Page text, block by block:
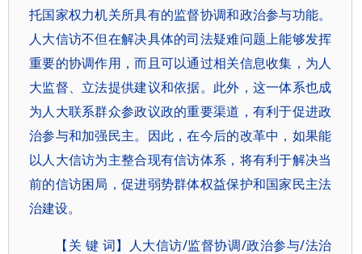
托国家权力机关所具有的监督协调和政治参与功能。
人大信访不但在解决具体的司法疑难问题上能够发挥
重要的协调作用，而且可以通过相关信息收集，为人
大监督、立法提供建议和依据。此外，这一体系也成
为人大联系群众参政议政的重要渠道，有利于促进政
治参与和加强民主。因此，在今后的改革中，如果能
以人大信访为主整合现有信访体系，将有利于解决当
前的信访困局，促进弱势群体权益保护和国家民主法
治建设。
【关 键 词】人大信访/监督协调/政治参与/法治